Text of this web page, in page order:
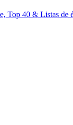
Top 40 & Listas de